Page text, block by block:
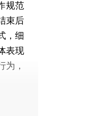
规范
束后
，细
表现
为，